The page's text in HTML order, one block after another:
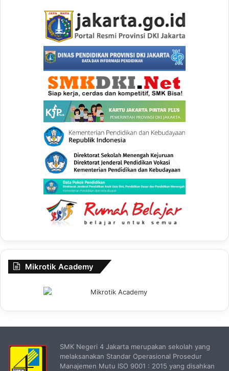
Mikrotik Academy
SMK Negeri 4 Jakarta merupakan sekolah yang
melaksanakan Standar Operasional Prosedur
Manajemen Mutu ISO 9001 : 2015 yang disahkan